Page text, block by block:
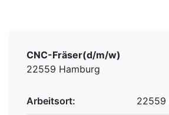
CNC-Fräser(d/m/w)
22559 Hamburg
Arbeitsort: 22559